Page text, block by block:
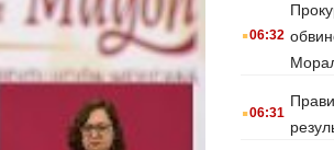
.06:32
.06:31